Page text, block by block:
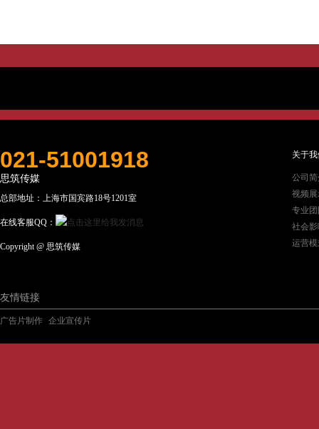
021-51001918
思筑传媒
总部地址：上海市国宾路18号1201室
在线客服QQ：
Copyright @ 思筑传媒
关于
公司
视频
专业
社会
运营
友情链接
广告片制作 企业宣传片